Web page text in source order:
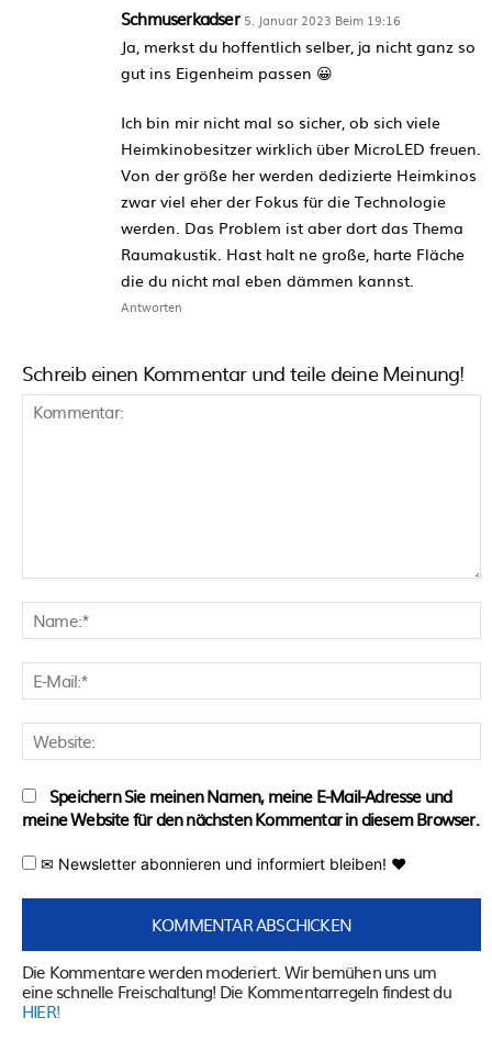
Schmuserkadser 5. Januar 2023 Beim 19:16
Ja, merkst du hoffentlich selber, ja nicht ganz so
gut ins Eigenheim passen 😀
Ich bin mir nicht mal so sicher, ob sich viele
Heimkinobesitzer wirklich über MicroLED freuen.
Von der größe her werden dedizierte Heimkinos
zwar viel eher der Fokus für die Technologie
werden. Das Problem ist aber dort das Thema
Raumakustik. Hast halt ne große, harte Fläche
die du nicht mal eben dämmen kannst.
Antworten
Schreib einen Kommentar und teile deine Meinung!
Speichern Sie meinen Namen, meine E-Mail-Adresse und
meine Website für den nächsten Kommentar in diesem Browser.
✉ Newsletter abonnieren und informiert bleiben! ♥
Die Kommentare werden moderiert. Wir bemühen uns um
eine schnelle Freischaltung! Die Kommentarregeln findest du
HIER!